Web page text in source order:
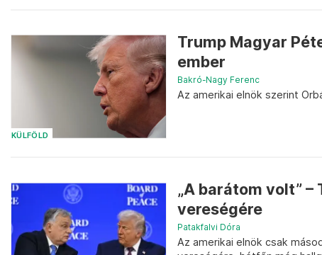
KÜLFÖLD
Trump Magyar
ember
Bakró-Nagy Ferenc
Az amerikai elnök szerint
„A barátom volt”
vereségére
Patakfalvi Dóra
Az amerikai elnök csak